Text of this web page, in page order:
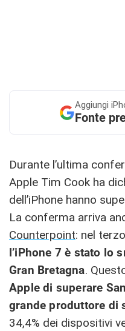
Aggiungi
Fonte
Durante l’ultima
Apple Tim Cook ha
dell’iPhone hanno
La conferma arriva
Counterpoint: nel
l’iPhone 7 è stato lo
Gran Bretagna.
Apple di superare
grande produttore di
34,4% dei dispositivi